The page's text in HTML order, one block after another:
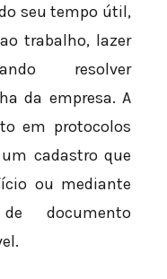
seu tempo útil,
trabalho, lazer
resolver
da empresa. A
em protocolos
cadastro que
ou mediante
documento